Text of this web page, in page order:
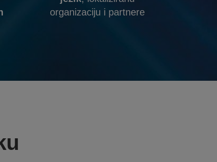
organizaciju i partnere